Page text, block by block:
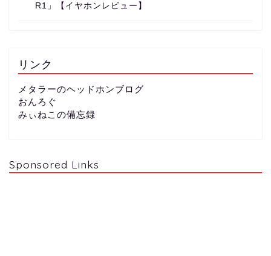
R1」【イヤホンレビュー】
リンク
メタラーのヘッドホンブログ
おんろぐ
みぃねこの備忘録
Sponsored Links